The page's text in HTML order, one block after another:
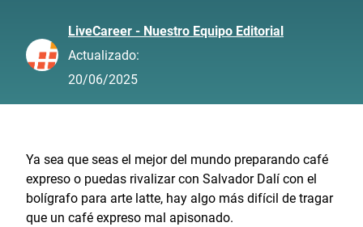
LiveCareer - Nuestro Equipo Editorial
Actualizado:
20/06/2025
Ya sea que seas el mejor del mundo preparando café
expreso o puedas rivalizar con Salvador Dalí con el
bolígrafo para arte latte, hay algo más difícil de tragar
que un café expreso mal apisonado.